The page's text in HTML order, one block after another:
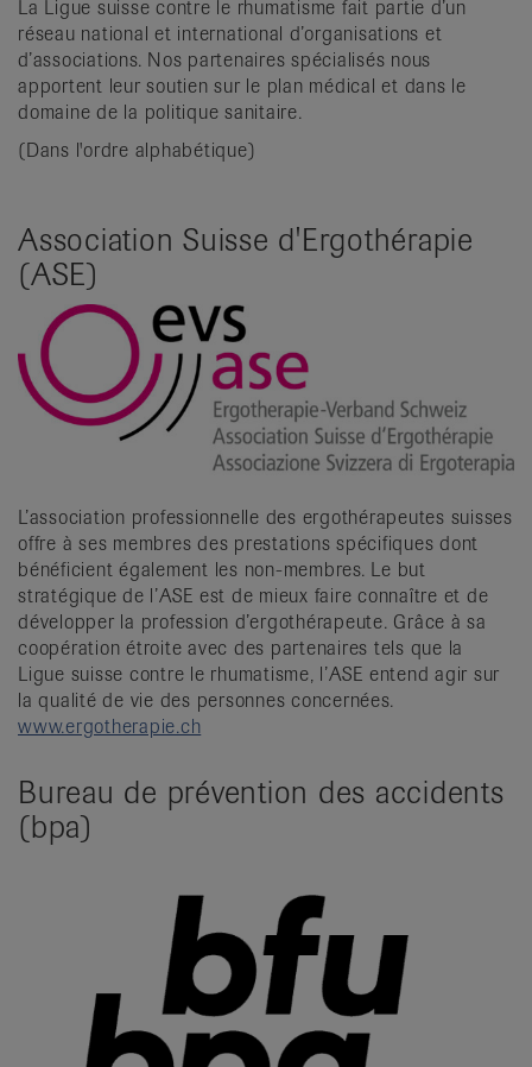
La Ligue suisse contre le rhumatisme fait partie d’un
réseau national et international d’organisations et
d’associations. Nos partenaires spécialisés nous
apportent leur soutien sur le plan médical et dans le
domaine de la politique sanitaire.
(Dans l'ordre alphabétique)
Association Suisse d'Ergothérapie
(ASE)
L’association professionnelle des ergothérapeutes suisses
offre à ses membres des prestations spécifiques dont
bénéficient également les non-membres. Le but
stratégique de l’ASE est de mieux faire connaître et de
développer la profession d’ergothérapeute. Grâce à sa
coopération étroite avec des partenaires tels que la
Ligue suisse contre le rhumatisme, l’ASE entend agir sur
la qualité de vie des personnes concernées.
www.ergotherapie.ch
Bureau de prévention des accidents
(bpa)